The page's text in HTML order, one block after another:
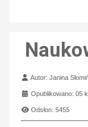
Szczegóły
Autor:Janina
Opublikowano: 05
Odsłon: 5455